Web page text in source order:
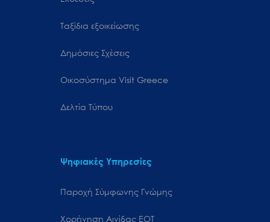
Ταξίδια εξοικείωσης
Δημόσιες Σχέσεις
Oικοσύστημα Visit Greece
Δελτία Τύπου
Ψηφιακές Υπηρεσίες
Παροχή Σύμφωνης Γνώμης
Χορήγηση Αιγίδας ΕΟΤ